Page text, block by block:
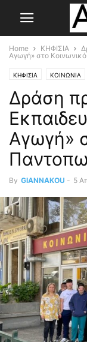
Home ΚΗΦΙΣΙΑ
Αγωγή» στο
ΚΗΦΙΣΙΑ ΚΟΙΝΩΝΙΑ
Δράση
Αγωγή»
By GIANNAKOU - 5